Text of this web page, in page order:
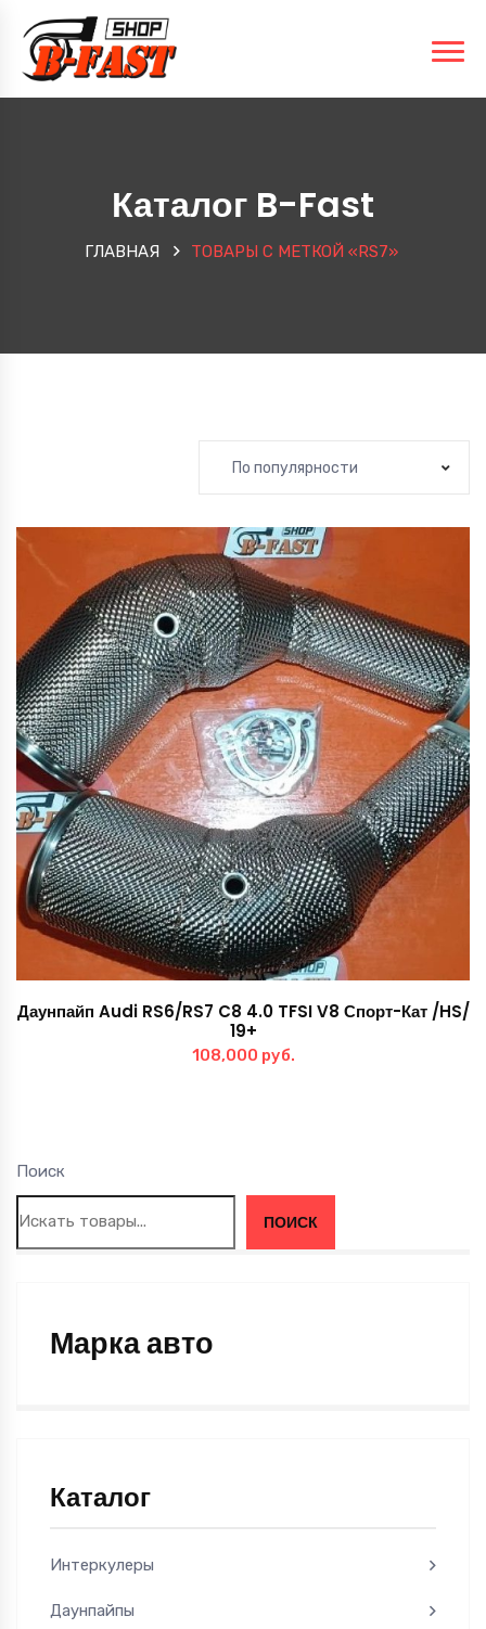
Каталог B-Fast
ГЛАВНАЯ ТОВАРЫ С МЕТКОЙ «RS7»
Поиск
ПОИСК
Марка авто
Каталог
Интеркулеры
Даунпайпы
По популярности
Даунпайп Audi RS6/RS7 C8 4.0 TFSI V8 Спорт-Кат /HS/
19+
108,000 руб.